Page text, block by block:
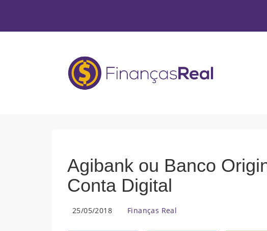
Agibank ou Banco
Conta Digital
25/05/2018 Finanças Real